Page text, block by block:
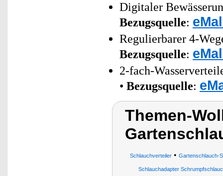
Digitaler
Bezugsquelle:
Regulierbarer 4-
Bezugsquelle:
2-fach-
• Bezugsquelle:
Themen-
Schlauchverteiler• Gartenschlauch-
Schlauchadapter